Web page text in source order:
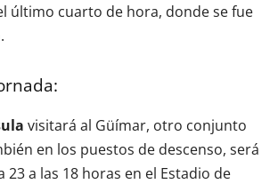
último cuarto de hora, donde se fue
visitará al Güímar, otro conjunto
en los puestos de descenso, será
23 a las 18 horas en el Estadio de